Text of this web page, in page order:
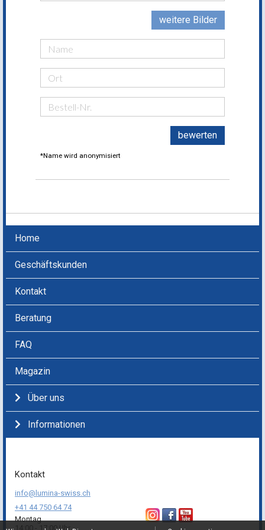
weitere Bilder
bewerten
*Name wird anonymisiert
Home
Geschäftskunden
Kontakt
Beratung
FAQ
Magazin
Über uns
Informationen
Kontakt
info@lumina-swiss.ch
+41 44 750 64 74
Montag
14:00 - 17:00 Uhr